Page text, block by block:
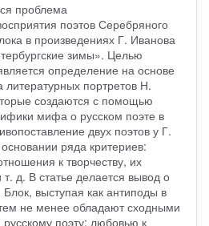
проблема
поэтов Серебряного
в произведениях Г. Иванова
зимы». Целью
определение на основе
литературных портретов Н.
создаются с помощью
мифа о русском поэте в
двух поэтов у Г.
ряда критериев:
к творчеству, их
д. В статье делается вывод о
выступая как антиподы в
не менее обладают сходными
поэту: любовью к